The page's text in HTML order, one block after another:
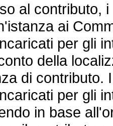
al contributo, i
ai
per gli
della
di contributo.
per gli
in base